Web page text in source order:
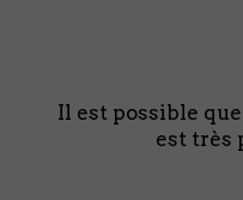
Il est possible
est très